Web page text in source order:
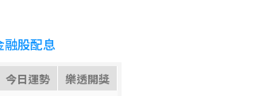
融股配息
今日運勢 樂透開獎